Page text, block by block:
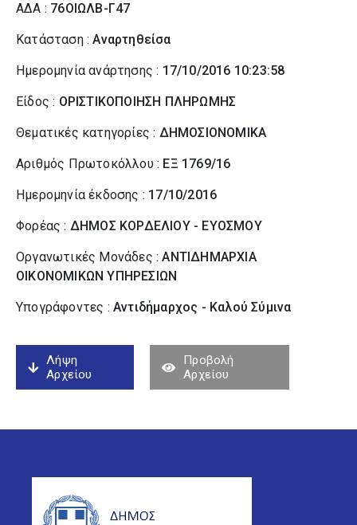
ΑΔΑ : 76ΟΙΩΛΒ-Γ47
Κατάσταση :Αναρτηθείσα
Ημερομηνία ανάρτησης : 17/10/2016 10:23:58
Είδος : ΟΡΙΣΤΙΚΟΠΟΙΗΣΗ ΠΛΗΡΩΜΗΣ
Θεματικές κατηγορίες : ΔΗΜΟΣΙΟΝΟΜΙΚΑ
Αριθμός Πρωτοκόλλου : ΕΞ 1769/16
Ημερομηνία έκδοσης : 17/10/2016
Φορέας : ΔΗΜΟΣ ΚΟΡΔΕΛΙΟΥ - ΕΥΟΣΜΟΥ
Οργανωτικές Μονάδες :ΑΝΤΙΔΗΜΑΡΧΙΑ
ΟΙΚΟΝΟΜΙΚΩΝ ΥΠΗΡΕΣΙΩΝ
Υπογράφοντες : Αντιδήμαρχος - Καλού Σύµινα
Λήψη
Αρχείου
Προβολή
Αρχείου